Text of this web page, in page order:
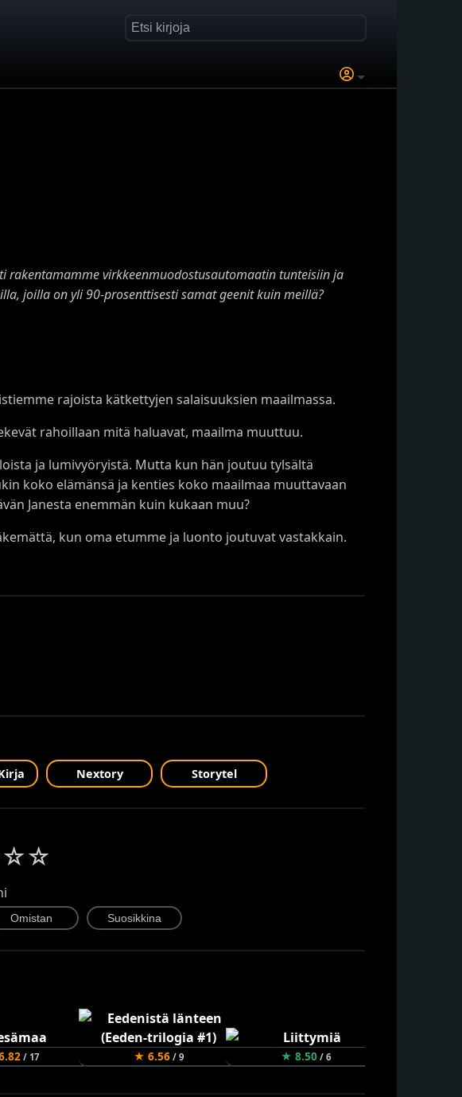
rakentamamme virkkeenmuodostusautomaatin tunteisiin ja
joilla on yli 90-prosenttisesti samat geenit kuin meillä?
rajoista kätkettyjen salaisuuksien maailmassa.
rahoillaan mitä haluavat, maailma muuttuu.
ja lumivyöryistä. Mutta kun hän joutuu tylsältä
koko elämänsä ja kenties koko maailmaa muuttavaan
Janesta enemmän kuin kukaan muu?
kun oma etumme ja luonto joutuvat vastakkain.
Nextory Storytel
☆☆
/ 17 ★ 6.56/ 9 ★ 8.50/ 6